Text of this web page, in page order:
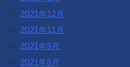
2021年12月
2021年11月
2021年9月
2021年8月